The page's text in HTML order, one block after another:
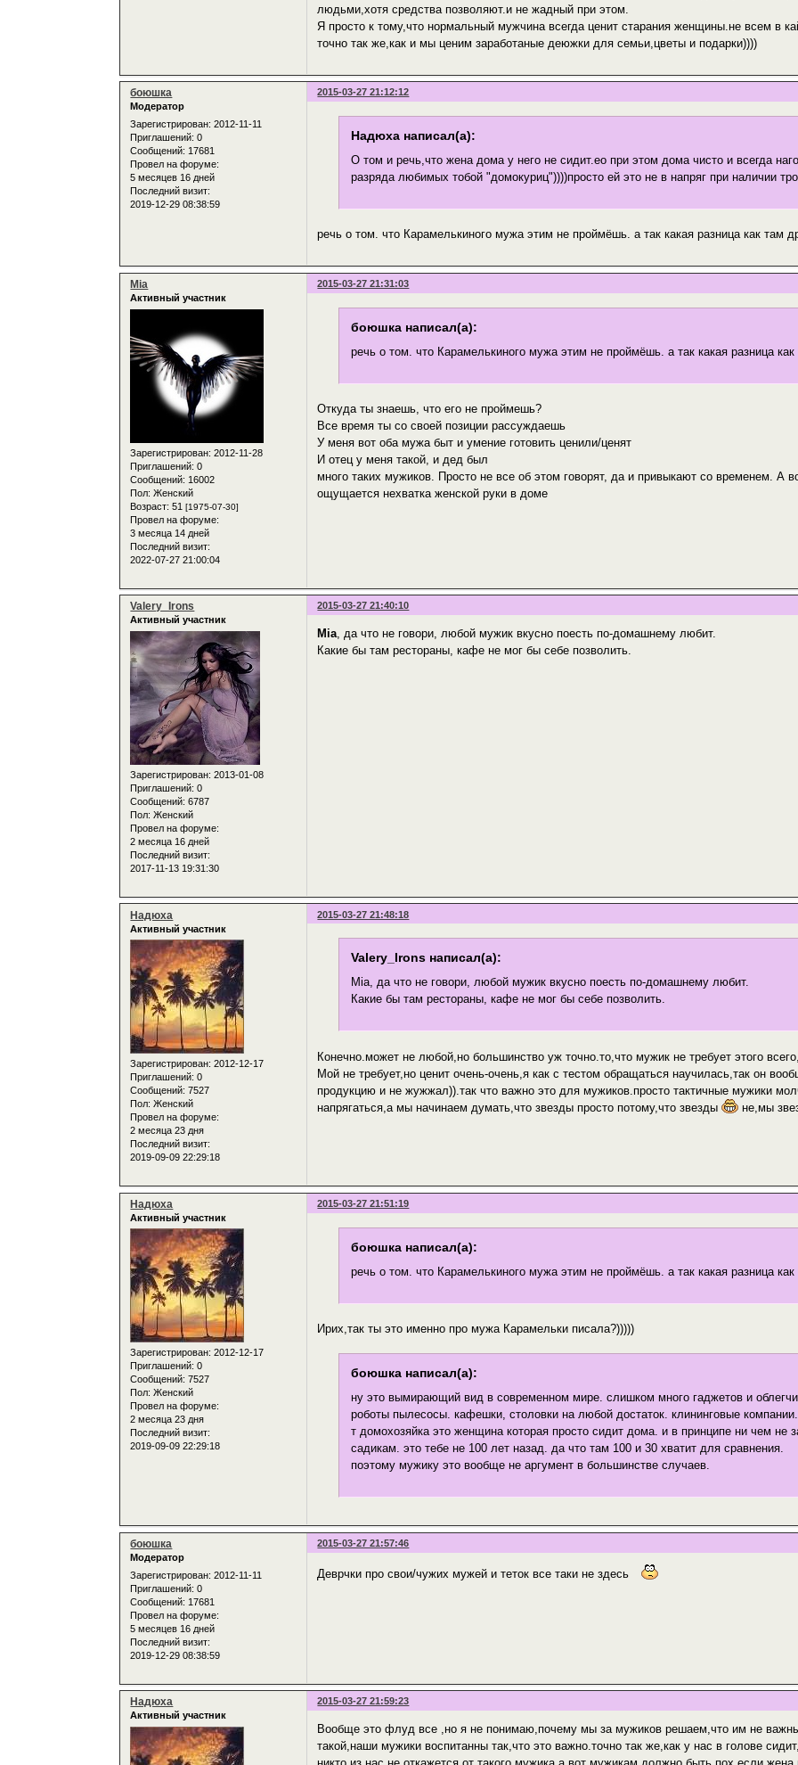
людьми,хотя средства позволяют.и не жадный при этом.
Я просто к тому,что нормальный мужчина всегда ценит старания женщины.не всем в
точно так же,как и мы ценим заработаные деюжки для семьи,цветы и подарки))))
2015-03-27 21:12:12
боюшка
Модератор
Зарегистрирован: 2012-11-11
Приглашений: 0
Сообщений: 17681
Провел на форуме:
5 месяцев 16 дней
Последний визит:
2019-12-29 08:38:59
Надюха написал(а):
О том и речь,что жена дома у него не сидит.ео при этом дома чисто и всегда
разряда любимых тобой "домокуриц"))))просто ей это не в напряг при наличии
речь о том. что Карамелькиного мужа этим не проймёшь. а так какая разница как там
2015-03-27 21:31:03
Mia
Активный участник
Зарегистрирован: 2012-11-28
Приглашений: 0
Сообщений: 16002
Пол: Женский
Возраст: 51[1975-07-30]
Провел на форуме:
3 месяца 14 дней
Последний визит:
2022-07-27 21:00:04
боюшка написал(а):
речь о том. что Карамелькиного мужа этим не проймёшь. а так какая разница как
Откуда ты знаешь, что его не проймешь?
Все время ты со своей позиции рассуждаешь
У меня вот оба мужа быт и умение готовить ценили/ценят
И отец у меня такой, и дед был
много таких мужиков. Просто не все об этом говорят, да и привыкают со временем. А
ощущается нехватка женской руки в доме
2015-03-27 21:40:10
Valery_Irons
Активный участник
Зарегистрирован: 2013-01-08
Приглашений: 0
Сообщений: 6787
Пол: Женский
Провел на форуме:
2 месяца 16 дней
Последний визит:
2017-11-13 19:31:30
Mia , да что не говори, любой мужик вкусно поесть по-домашнему любит.
Какие бы там рестораны, кафе не мог бы себе позволить.
2015-03-27 21:48:18
Надюха
Активный участник
Зарегистрирован: 2012-12-17
Приглашений: 0
Сообщений: 7527
Пол: Женский
Провел на форуме:
2 месяца 23 дня
Последний визит:
2019-09-09 22:29:18
Valery_Irons написал(а):
Mia, да что не говори, любой мужик вкусно поесть по-домашнему любит.
Какие бы там рестораны, кафе не мог бы себе позволить.
Конечно.может не любой,но большинство уж точно.то,что мужик не требует этого
Мой не требует,но ценит очень-очень,я как с тестом обращаться научилась,так он
продукцию и не жужжал)).так что важно это для мужиков.просто тактичные мужики
напрягаться,а мы начинаем думать,что звезды просто потому,что звезды
не,мы
2015-03-27 21:51:19
Надюха
Активный участник
Зарегистрирован: 2012-12-17
Приглашений: 0
Сообщений: 7527
Пол: Женский
Провел на форуме:
2 месяца 23 дня
Последний визит:
2019-09-09 22:29:18
боюшка написал(а):
речь о том. что Карамелькиного мужа этим не проймёшь. а так какая разница как
Ирих,так ты это именно про мужа Карамельки писала?)))))
боюшка написал(а):
ну это вымирающий вид в современном мире. слишком много гаджетов и
роботы пылесосы. кафешки, столовки на любой достаток. клининговые
т домохозяйка это женщина которая просто сидит дома. и в принципе ни чем не
садикам. это тебе не 100 лет назад. да что там 100 и 30 хватит для сравнения.
поэтому мужику это вообще не аргумент в большинстве случаев.
2015-03-27 21:57:46
боюшка
Модератор
Зарегистрирован: 2012-11-11
Приглашений: 0
Сообщений: 17681
Провел на форуме:
5 месяцев 16 дней
Последний визит:
2019-12-29 08:38:59
Деврчки про свои/чужих мужей и теток все таки не здесь
2015-03-27 21:59:23
Надюха
Активный участник
Вообще это флуд все ,но я не понимаю,почему мы за мужиков решаем,что им не
такой,наши мужики воспитанны так,что это важно.точно так же,как у нас в голове